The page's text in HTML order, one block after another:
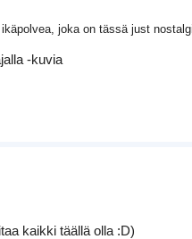
joka on tässä just
-kuvia
kaikki täällä olla :D)